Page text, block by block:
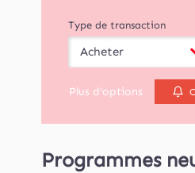
Type de transaction
Acheter
Plus d'options
Programmes